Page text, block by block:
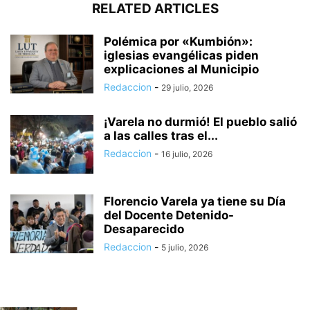
RELATED ARTICLES
Polémica por «Kumbión»:
iglesias evangélicas piden
explicaciones al Municipio
Redaccion - 29 julio, 2026
¡Varela no durmió! El pueblo salió
a las calles tras el...
Redaccion - 16 julio, 2026
Florencio Varela ya tiene su Día
del Docente Detenido-
Desaparecido
Redaccion - 5 julio, 2026